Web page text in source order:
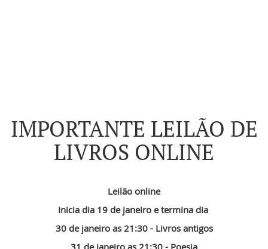
IMPORTANTE LEILÃO DE
LIVROS ONLINE
Leilão online
Inicia dia 19 de janeiro e termina dia
30 de janeiro as 21:30 - Livros antigos
31 de janeiro as 21:30 - Poesia